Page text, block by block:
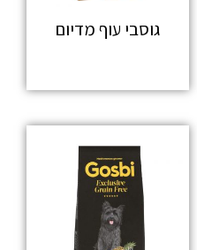
גוסבי עוף מדיום